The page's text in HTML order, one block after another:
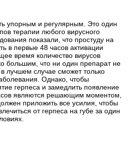
упорным и регулярным. Это один
терапии любого вирусного
показали, что простуду на
в первые 48 часов активации
время количество вирусов
большим, что ни один препарат не
лучшем случае сможет только
Однако, чтобы
герпеса и замедлить появление
являются решающим моментом,
приложить все усилия, чтобы
от герпеса на губе за один